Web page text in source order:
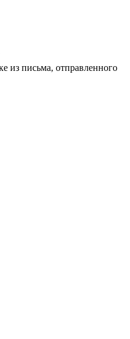
из письма, отправленного